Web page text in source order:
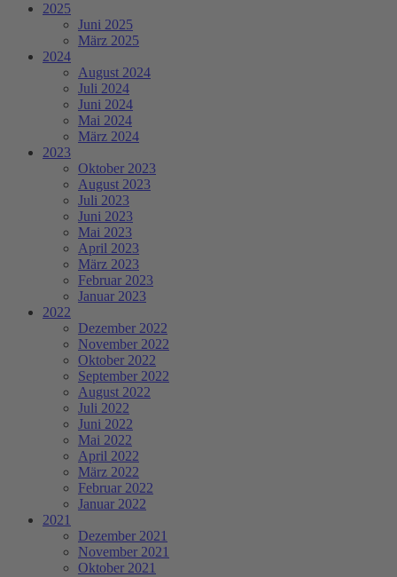
2025
Juni 2025
März 2025
2024
August 2024
Juli 2024
Juni 2024
Mai 2024
März 2024
2023
Oktober 2023
August 2023
Juli 2023
Juni 2023
Mai 2023
April 2023
März 2023
Februar 2023
Januar 2023
2022
Dezember 2022
November 2022
Oktober 2022
September 2022
August 2022
Juli 2022
Juni 2022
Mai 2022
April 2022
März 2022
Februar 2022
Januar 2022
2021
Dezember 2021
November 2021
Oktober 2021